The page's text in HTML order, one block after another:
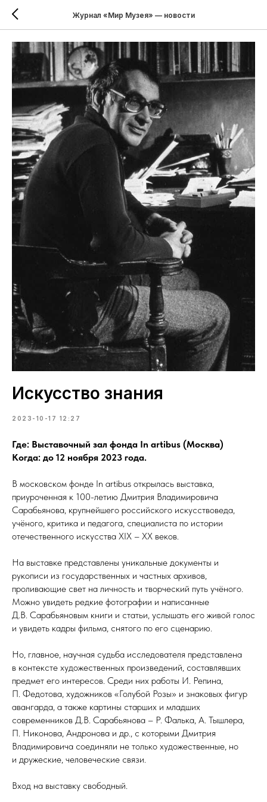
Журнал «Мир Музея» — новости
Искусство знания
2023-10-17 12:27
Где: Выставочный зал фонда In artibus (Москва)
Когда: до 12 ноября 2023 года.
В московском фонде In artibus открылась выставка,
приуроченная к 100-летию Дмитрия Владимировича
Сарабьянова, крупнейшего российского искусствоведа,
учёного, критика и педагога, специалиста по истории
отечественного искусства XIX – XX веков.
На выставке представлены уникальные документы и
рукописи из государственных и частных архивов,
проливающие свет на личность и творческий путь учёного.
Можно увидеть редкие фотографии и написанные
Д.В. Сарабьяновым книги и статьи, услышать его живой голос
и увидеть кадры фильма, снятого по его сценарию.
Но, главное, научная судьба исследователя представлена
в контексте художественных произведений, составлявших
предмет его интересов. Среди них работы И. Репина,
П. Федотова, художников «Голубой Розы» и знаковых фигур
авангарда, а также картины старших и младших
современников Д.В. Сарабьянова – Р. Фалька, А. Тышлера,
П. Никонова, Андронова и др., с которыми Дмитрия
Владимировича соединяли не только художественные, но
и дружеские, человеческие связи.
Вход на выставку свободный.